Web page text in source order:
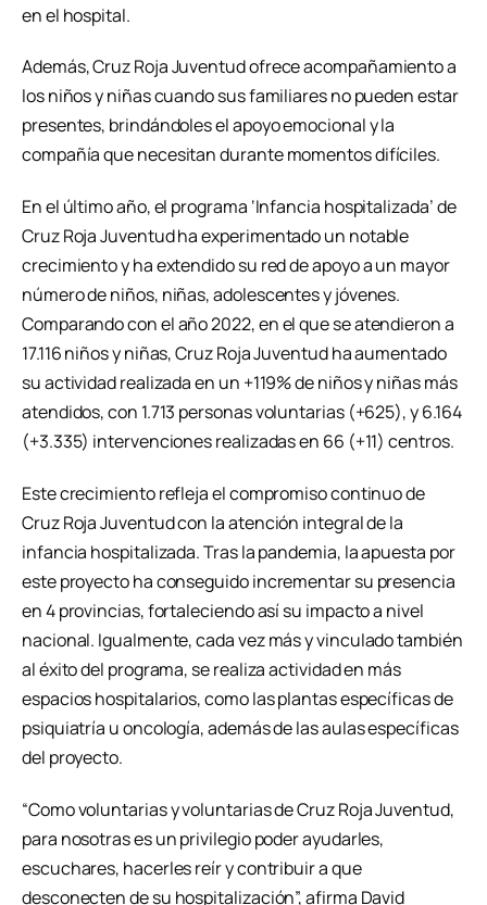
en el hospital.
Además, Cruz Roja Juventud ofrece acompañamiento a
los niños y niñas cuando sus familiares no pueden estar
presentes, brindándoles el apoyo emocional y la
compañía que necesitan durante momentos difíciles.
En el último año, el programa ‘Infancia hospitalizada’ de
Cruz Roja Juventud ha experimentado un notable
crecimiento y ha extendido su red de apoyo a un mayor
número de niños, niñas, adolescentes y jóvenes.
Comparando con el año 2022, en el que se atendieron a
17.116 niños y niñas, Cruz Roja Juventud ha aumentado
su actividad realizada en un +119% de niños y niñas más
atendidos, con 1.713 personas voluntarias (+625), y 6.164
(+3.335) intervenciones realizadas en 66 (+11) centros.
Este crecimiento refleja el compromiso continuo de
Cruz Roja Juventud con la atención integral de la
infancia hospitalizada. Tras la pandemia, la apuesta por
este proyecto ha conseguido incrementar su presencia
en 4 provincias, fortaleciendo así su impacto a nivel
nacional. Igualmente, cada vez más y vinculado también
al éxito del programa, se realiza actividad en más
espacios hospitalarios, como las plantas específicas de
psiquiatría u oncología, además de las aulas específicas
del proyecto.
“Como voluntarias y voluntarias de Cruz Roja Juventud,
para nosotras es un privilegio poder ayudarles,
escuchares, hacerles reír y contribuir a que
desconecten de su hospitalización”, afirma David